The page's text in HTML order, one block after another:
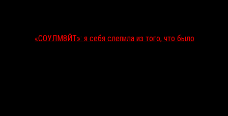
«СОУЛМ8ЙТ»: я себя слепила из того, что было